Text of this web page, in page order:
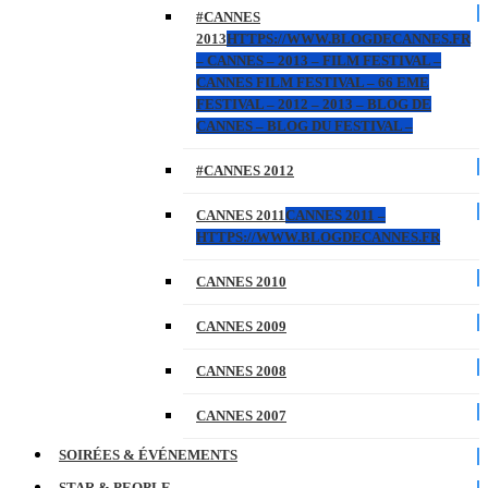
#CANNES
2013HTTPS://WWW.BLOGDECANNES.FR
– CANNES – 2013 – FILM FESTIVAL –
CANNES FILM FESTIVAL – 66 EME
FESTIVAL – 2012 – 2013 – BLOG DE
CANNES – BLOG DU FESTIVAL –
#CANNES 2012
CANNES 2011CANNES 2011 –
HTTPS://WWW.BLOGDECANNES.FR
CANNES 2010
CANNES 2009
CANNES 2008
CANNES 2007
SOIRÉES & ÉVÉNEMENTS